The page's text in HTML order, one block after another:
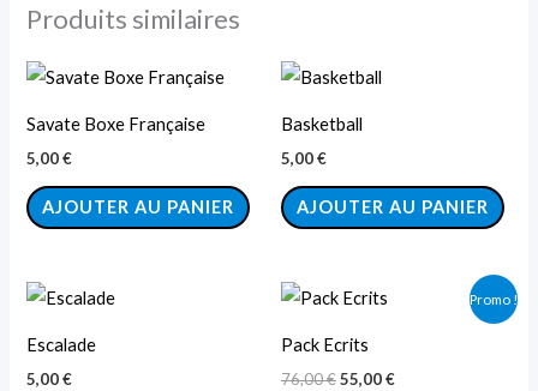
Produits similaires
Savate Boxe Française
5,00€
AJOUTER AU PANIER
Basketball
5,00€
AJOUTER AU PANIER
Escalade
5,00€
Promo !
Pack Ecrits
76,00€
Le
prix
était :
76,00 €.
55,00€55,00 €.